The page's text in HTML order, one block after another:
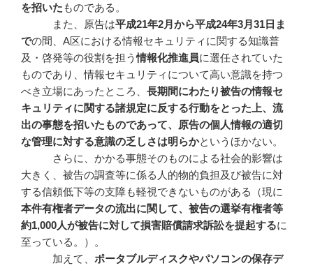
を招いた ものである。
また、原告は平成21年2月から平成24年3月31 日ま
での間、A区における情報セキュリティに関する知識普
及・啓発等の役割を担う情報化推進員に選任されていた
ものであり、情報セキュリティについて高い意識を持つ
べき立場にあったところ、 長期間にわたり被告の情報セ
キュリティに関する諸規定に反する行動をとった上、流
出の事態を招いたものであって、原告の個人情報の適切
な管理に対する意識の乏しさは明らかというほかない。
さらに、かかる事態そのものによる社会的影響は
大きく、被告の調査等に係る人的物的負担及び被告に対
する信頼低下等の支障も軽視できないものがある（現に
本件有権者データの流出に関して、被告の選挙有権者等
約1,000人が被告に対して損害賠償請求訴訟を提起するに
至っている。）。
加えて、 ポータブルディスクやパソコンの保存デ